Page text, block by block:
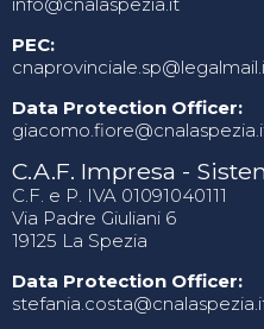
PEC:
Data Protection Officer:
C.A.F. Impresa -
C.F. e P. IVA 01091040111
Via Padre Giuliani 6
19125 La Spezia
Data Protection Officer: